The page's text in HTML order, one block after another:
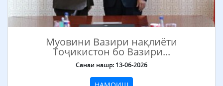
Муовини Вазири нақлиёти
Тоҷикистон бо Вазири...
Санаи нашр: 13-06-2026